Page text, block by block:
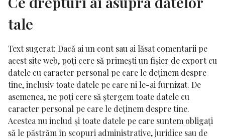
tale
Text sugerat: Dacă ai un cont sau ai lăsat comentarii pe
acest site web, poți cere să primești un fișier de export cu
datele cu caracter personal pe care le deținem despre
tine, inclusiv toate datele pe care ni le-ai furnizat. De
asemenea, ne poți cere să ștergem toate datele cu
caracter personal pe care le deținem despre tine.
Acestea nu includ și toate datele pe care suntem obligați
să le păstrăm în scopuri administrative, juridice sau de